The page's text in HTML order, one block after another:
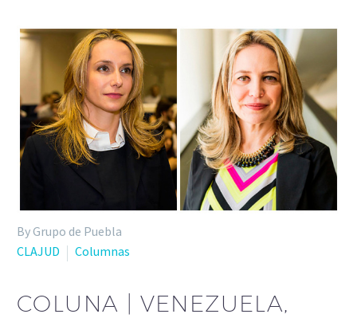
By Grupo de Puebla
CLAJUD
Columnas
COLUNA | VENEZUELA,